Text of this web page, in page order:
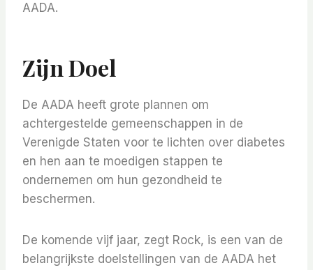
AADA.
Zijn Doel
De AADA heeft grote plannen om
achtergestelde gemeenschappen in de
Verenigde Staten voor te lichten over diabetes
en hen aan te moedigen stappen te
ondernemen om hun gezondheid te
beschermen.
De komende vijf jaar, zegt Rock, is een van de
belangrijkste doelstellingen van de AADA het